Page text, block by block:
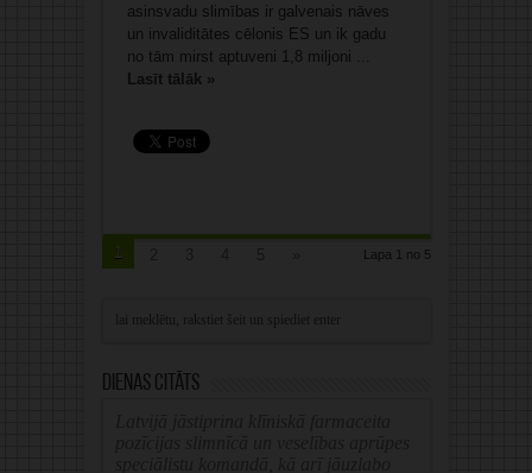
asinsvadu slimības ir galvenais nāves
un invaliditātes cēlonis ES un ik gadu
no tām mirst aptuveni 1,8 miljoni ...
Lasīt tālāk »
Lapa 1 no 5
1
Dienas citāts